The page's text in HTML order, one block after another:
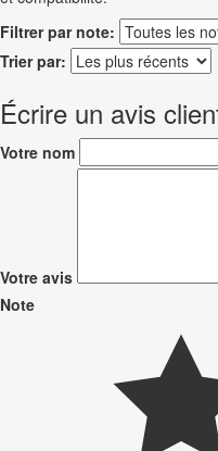
Filtrer par note:
Trier par:
Écrire un avis
Votre nom
Votre avis
Note